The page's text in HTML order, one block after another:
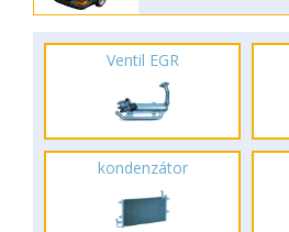
Ventil EGR
kondenzátor